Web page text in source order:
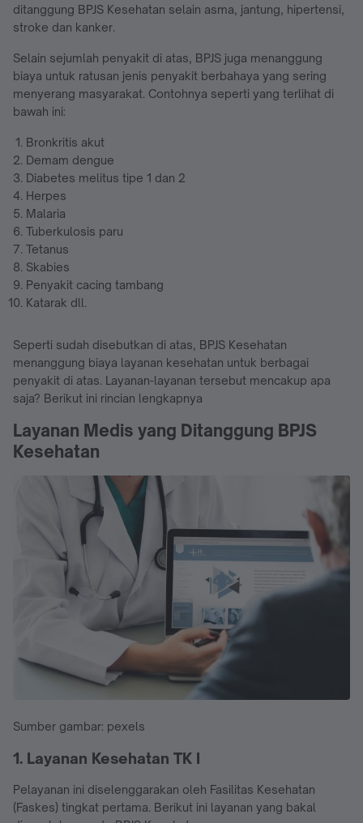
ditanggung BPJS Kesehatan selain asma, jantung, hipertensi,
stroke dan kanker.
Selain sejumlah penyakit di atas, BPJS juga menanggung
biaya untuk ratusan jenis penyakit berbahaya yang sering
menyerang masyarakat. Contohnya seperti yang terlihat di
bawah ini:
Bronkritis akut
Demam dengue
Diabetes melitus tipe 1 dan 2
Herpes
Malaria
Tuberkulosis paru
Tetanus
Skabies
Penyakit cacing tambang
Katarak dll.
Seperti sudah disebutkan di atas, BPJS Kesehatan
menanggung biaya layanan kesehatan untuk berbagai
penyakit di atas. Layanan-layanan tersebut mencakup apa
saja? Berikut ini rincian lengkapnya
Layanan Medis yang Ditanggung BPJS
Kesehatan
Sumber gambar: pexels
1. Layanan Kesehatan TK I
Pelayanan ini diselenggarakan oleh Fasilitas Kesehatan
(Faskes) tingkat pertama. Berikut ini layanan yang bakal